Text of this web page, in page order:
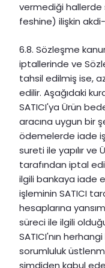
vermediği
feshine) ilişkin
6.8. Sözleşme
iptallerinde ve
tahsil edilmiş ise,
edilir. Aşağıdaki
SATICI'ya Ürün
aracına uygun bir
ödemelerde iade
sureti ile yapılır ve
tarafından iptal
ilgili bankaya iade
işleminin SATICI
hesaplarına
süreci ile ilgili
SATICI'nın
sorumluluk
şimdiden kabul